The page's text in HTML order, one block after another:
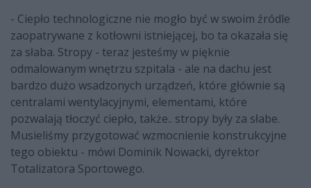
- Ciepło technologiczne nie mogło być w swoim źródle
zaopatrywane z kotłowni istniejącej, bo ta okazała się
za słaba. Stropy - teraz jesteśmy w pięknie
odmalowanym wnętrzu szpitala - ale na dachu jest
bardzo dużo wsadzonych urządzeń, które głównie są
centralami wentylacyjnymi, elementami, które
pozwalają tłoczyć ciepło, także.. stropy były za słabe.
Musieliśmy przygotować wzmocnienie konstrukcyjne
tego obiektu - mówi Dominik Nowacki, dyrektor
Totalizatora Sportowego.